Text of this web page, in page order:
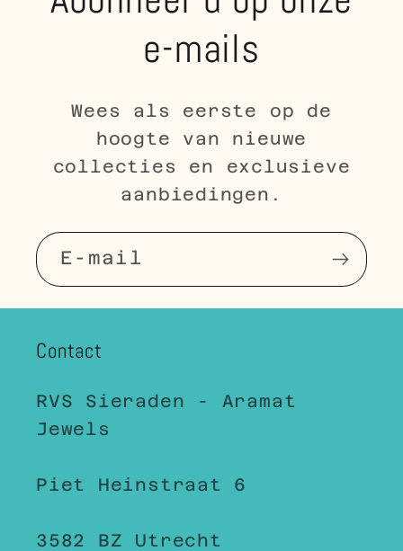
e-mails
Wees als eerste op de
hoogte van nieuwe
collecties en exclusieve
aanbiedingen.
E‑mail
Contact
RVS Sieraden - Aramat
Jewels
Piet Heinstraat 6
3582 BZ Utrecht